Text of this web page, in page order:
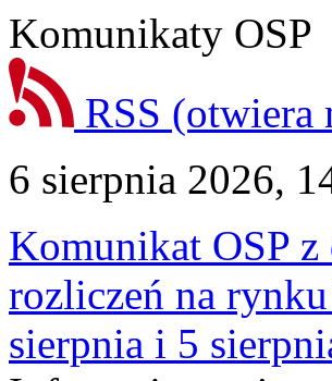
Komunikaty OSP
RSS (otwiera
6 sierpnia 2026,
Komunikat OSP
rozliczeń na
sierpnia i 5